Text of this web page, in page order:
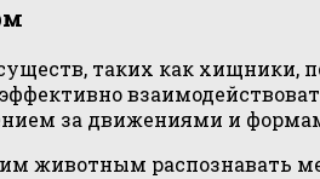
таких как хищники,
за движениями и
животным распознавать